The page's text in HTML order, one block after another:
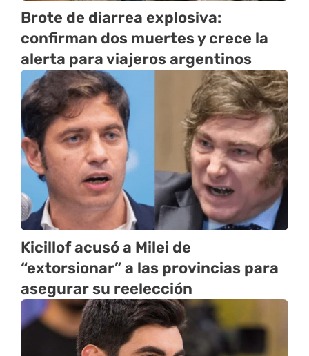
Brote de diarrea explosiva:
confirman dos muertes y crece la
alerta para viajeros argentinos
Kicillof acusó a Milei de
“extorsionar” a las provincias para
asegurar su reelección